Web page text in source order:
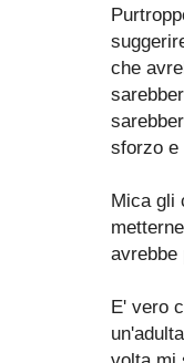
che
sforzo e
Mica gli
avrebbe
E' vero